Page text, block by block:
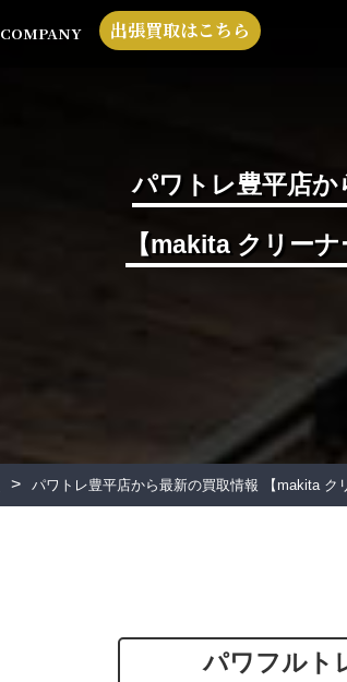
COMPANY 出張買取はこちら
パワトレ豊平店か
【makita クリーナ
> パワトレ豊平店から最新の買取情報 【makita ク
パワフルト